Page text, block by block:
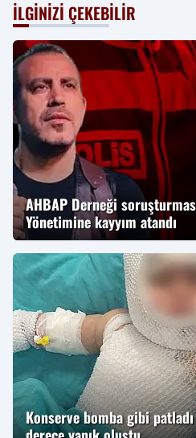
İLGINIZI ÇEKEBILIR
AHBAP Derneği
Yönetimine kayyım atandı
Konserve bomba gibi